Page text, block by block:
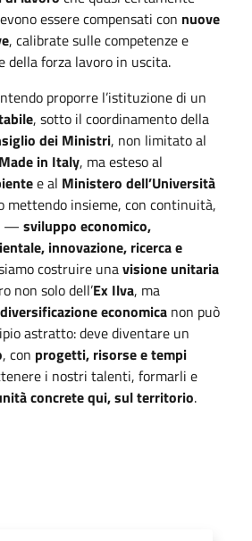
essere compensati con nuove
, calibrate sulle competenze e
forza lavoro in uscita.
proporre l’istituzione di un
, sotto il coordinamento della
dei Ministri, non limitato al
in Italy, ma esteso al
e al Ministero dell’Università
mettendo insieme, con continuità,
— sviluppo economico,
innovazione, ricerca e
costruire unavisione unitaria
non solo dell’Ex Ilva, ma
diversificazione economica non può
astratto: deve diventare un
, con progetti, risorse e tempi
i nostri talenti, formarli e
concrete qui, sul territorio.